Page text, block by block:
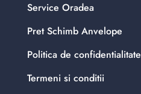
Service Oradea
Pret Schimb Anvelope
Politica de confidentialitate
Termeni si conditii